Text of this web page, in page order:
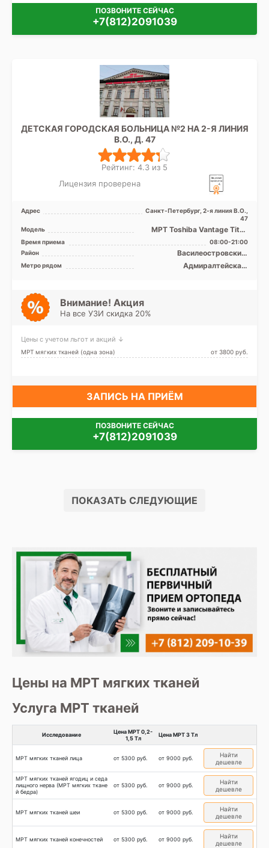
ПОЗВОНИТЕ СЕЙЧАС
+7(812)2091039
ДЕТСКАЯ ГОРОДСКАЯ БОЛЬНИЦА №2 НА 2-Я ЛИНИЯ
В.О., Д. 47
Рейтинг: 4.3 из 5
Лицензия проверена
Адрес
Санкт-Петербург, 2-я линия В.О.,
47
Модель
МРТ Toshiba Vantage Titan
1.5T закрытый тип, КТ
Siemens Somatom Emotio ...
Время приема
08:00-21:00
Район
Василеостровский,
Петроградский, Приморский,
Адмиралтейский
Метро рядом
Адмиралтейская,
Внимание! Акция
На все УЗИ скидка 20%
Цены с учетом льгот и акций ↓
МРТ мягких тканей (одна зона) от 3800 pуб.
ЗАПИСЬ НА ПРИЁМ
ПОЗВОНИТЕ СЕЙЧАС
+7(812)2091039
ПОКАЗАТЬ СЛЕДУЮЩИЕ
Цены на МРТ мягких тканей
Услуга МРТ тканей
Исследование
Цена МРТ 0,2-
1,5 Тл
Цена МРТ 3 Тл
МРТ мягких тканей лица от 5300 руб. от 9000 руб.
Найти
дешевле
МРТ мягких тканей ягодиц и седа
лищного нерва (МРТ мягких ткане
й бедра)
от 5300 руб. от 9000 руб.
Найти
дешевле
МРТ мягких тканей шеи от 5300 руб. от 9000 руб.
Найти
дешевле
МРТ мягких тканей конечностей от 5300 руб. от 9000 руб.
Найти
дешевле